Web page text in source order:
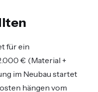
für ein
€ (Material +
im Neubau startet
hängen vom